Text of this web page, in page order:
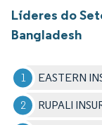
Líderes do
Bangladesh
EASTERN
RUPALI